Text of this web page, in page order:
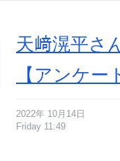
天﨑滉平さ
【アンケー
2022年 10月14日
Friday 11:49